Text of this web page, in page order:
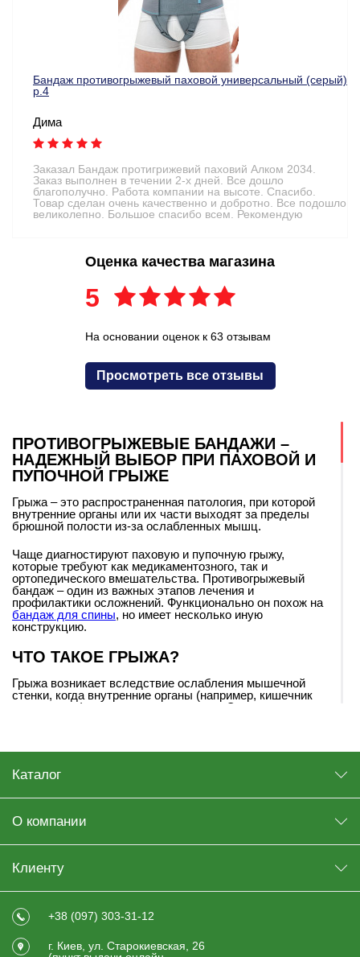
ПРОТИВОГРЫЖЕВЫЕ БАНДАЖИ –
НАДЕЖНЫЙ ВЫБОР ПРИ ПАХОВОЙ И
ПУПОЧНОЙ ГРЫЖЕ
Грыжа – это распространенная патология, при которой
внутренние органы или их части выходят за пределы
брюшной полости из-за ослабленных мышц.
Чаще диагностируют паховую и пупочную грыжу,
которые требуют как медикаментозного, так и
ортопедического вмешательства. Противогрыжевый
бандаж – один из важных этапов лечения и
профилактики осложнений. Функционально он похож на
бандаж для спины, но имеет несколько иную
конструкцию.
ЧТО ТАКОЕ ГРЫЖА?
Грыжа возникает вследствие ослабления мышечной
стенки, когда внутренние органы (например, кишечник
или сальник) выпячиваются под кожу. Этот процесс
хорошо визуализируется и начинает увеличиваться.
Паховая грыжа часто проявляется у мужчин, пупочная
– может возникнуть как у женщин, мужчин, так и у
вследствие беременности, родов, значительной
ПАХОВАЯ ГРЫЖА У ВЗРОСЛЫХ
Паховая грыжа – это выпячивание органов в паховом
увеличиваться во время кашля, чихания или
физической активности. В таких случаях важно купить
бандаж для паховой грыжи, обеспечивающий мягкое
давление на зону грыжи, не позволяя ей выходить
Бандаж противогрыжевый паховой универсальный (серый)
р.4
Дима
Заказал Бандаж протигрижевий паховий Алком 2034.
Заказ выполнен в течении 2-х дней. Все дошло
благополучно. Работа компании на высоте. Спасибо.
Товар сделан очень качественно и добротно. Все подошло
великолепно. Большое спасибо всем. Рекомендую
Оценка качества магазина
5
На основании оценок к 63 отзывам
Просмотреть все отзывы
Каталог
О компании
Клиенту
+38 (097) 303-31-12
г. Киев, ул. Старокиевская, 26